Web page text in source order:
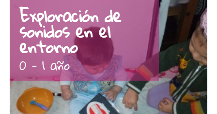
Exploración de
sonidos en el
entorno
0 - 1 año